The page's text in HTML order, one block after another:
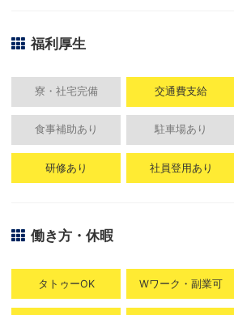
福利厚生
寮・社宅完備 交通費支給
食事補助あり 駐車場あり
研修あり 社員登用あり
働き方・休暇
タトゥーOK Wワーク・副業可